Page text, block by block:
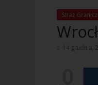
Straż
14 grudnia,